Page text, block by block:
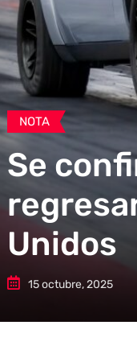
NOTA
Se
Unidos
15 octubre, 2025